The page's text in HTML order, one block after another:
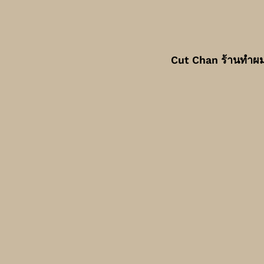
Cut Chan ร้านทำ